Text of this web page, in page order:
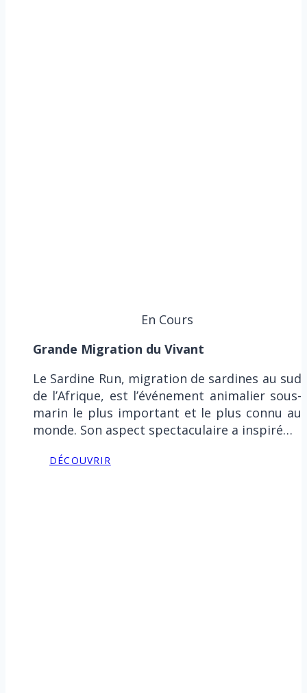
En Cours
Grande Migration du Vivant
Le Sardine Run, migration de sardines au sud
de l’Afrique, est l’événement animalier sous-
marin le plus important et le plus connu au
monde. Son aspect spectaculaire a inspiré…
DÉCOUVRIR